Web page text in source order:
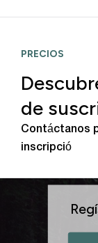
PRECIOS
de
Contáctanos
inscripció